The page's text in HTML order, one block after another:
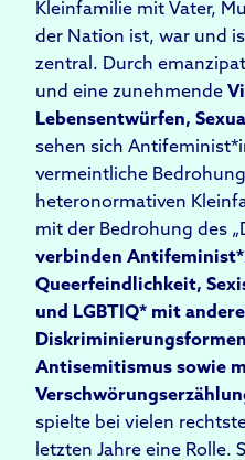
Kleinfamilie mit Vater,
der Nation ist, war und
zentral. Durch
und eine zunehmende
Lebensentwürfen,
sehen sich
vermeintliche
heteronormativen
mit der Bedrohung des
verbinden
Queerfeindlichkeit,
und LGBTIQ* mit
Antisemitismus sowie
spielte bei vielen
letzten Jahre eine Rolle.